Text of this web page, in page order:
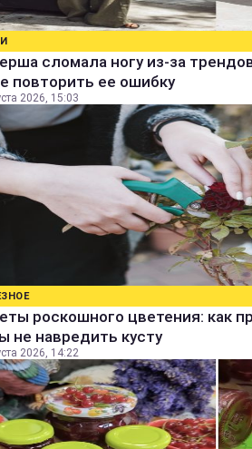
сломала ногу из-за
повторить ее ошибку
2026, 15:03
роскошного цветения: как
не навредить кусту
2026, 14:22